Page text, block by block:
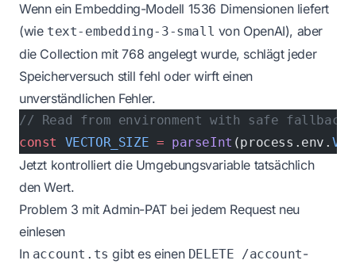
Wenn ein Embedding-Modell 1536 Dimensionen liefert
(wie text-embedding-3-small von OpenAI), aber
die Collection mit 768 angelegt wurde, schlägt jeder
Speicherversuch still fehl oder wirft einen
unverständlichen Fehler.
// Read from environment with safe fallback
const
VECTOR_SIZE = parseInt (process.env.
Jetzt kontrolliert die Umgebungsvariable tatsächlich
den Wert.
Problem 3 mit Admin-PAT bei jedem Request neu
einlesen
In account.ts gibt es einen DELETE /account-